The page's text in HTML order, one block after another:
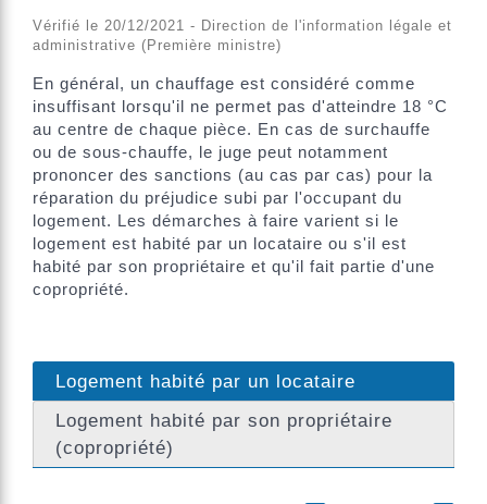
Vérifié le 20/12/2021 - Direction de l'information légale et
administrative (Première ministre)
En général, un chauffage est considéré comme
insuffisant lorsqu'il ne permet pas d'atteindre 18 °C
au centre de chaque pièce. En cas de surchauffe
ou de sous-chauffe, le juge peut notamment
prononcer des sanctions (au cas par cas) pour la
réparation du préjudice subi par l'occupant du
logement. Les démarches à faire varient si le
logement est habité par un locataire ou s'il est
habité par son propriétaire et qu'il fait partie d'une
copropriété.
Logement habité par un locataire
Logement habité par son propriétaire
(copropriété)